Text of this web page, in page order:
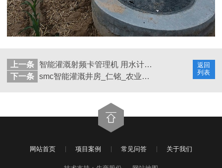
返回
列表
上一条
智能灌溉射频卡管理机 用水计量器 用电计量器
下一条
smc智能灌溉井房_仁铭_农业灌溉刷卡机_加工
网站首页 项目案例 常见问答 关于我们